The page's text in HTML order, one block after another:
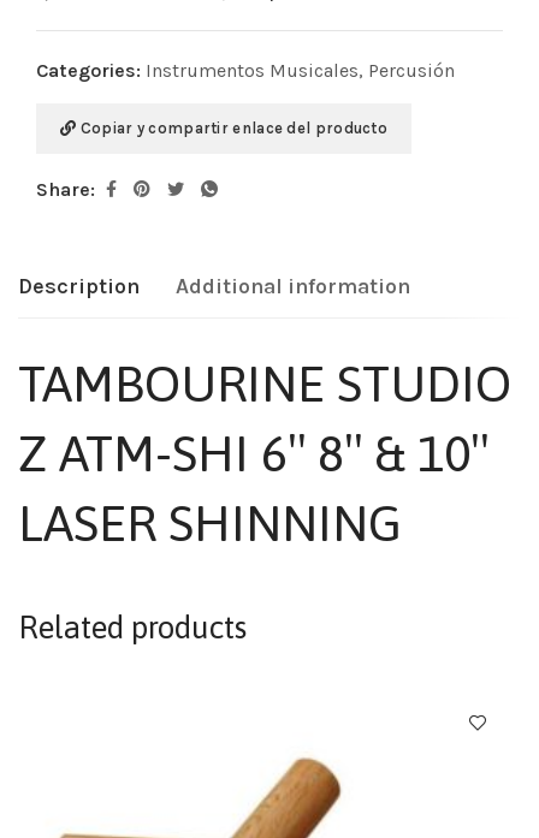
Categories: Instrumentos Musicales, Percusión
Copiar y compartir enlace del producto
Share:
Description Additional information
TAMBOURINE STUDIO
Z ATM-SHI 6″ 8″ & 10″
LASER SHINNING
Related products